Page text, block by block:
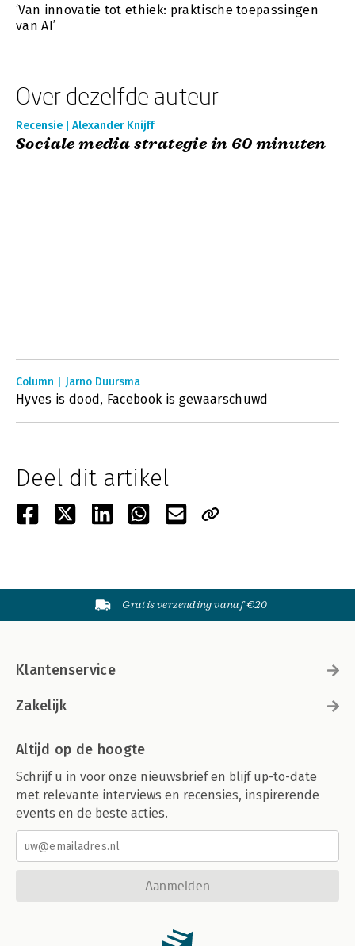
‘Van innovatie tot ethiek: praktische toepassingen
van AI’
Over dezelfde auteur
Recensie | Alexander Knijff
Sociale media strategie in 60 minuten
Column | Jarno Duursma
Hyves is dood, Facebook is gewaarschuwd
Deel dit artikel
Gratis verzending vanaf €20
Klantenservice
Zakelijk
Altijd op de hoogte
Schrijf u in voor onze nieuwsbrief en blijf up-to-date
met relevante interviews en recensies, inspirerende
events en de beste acties.
Aanmelden